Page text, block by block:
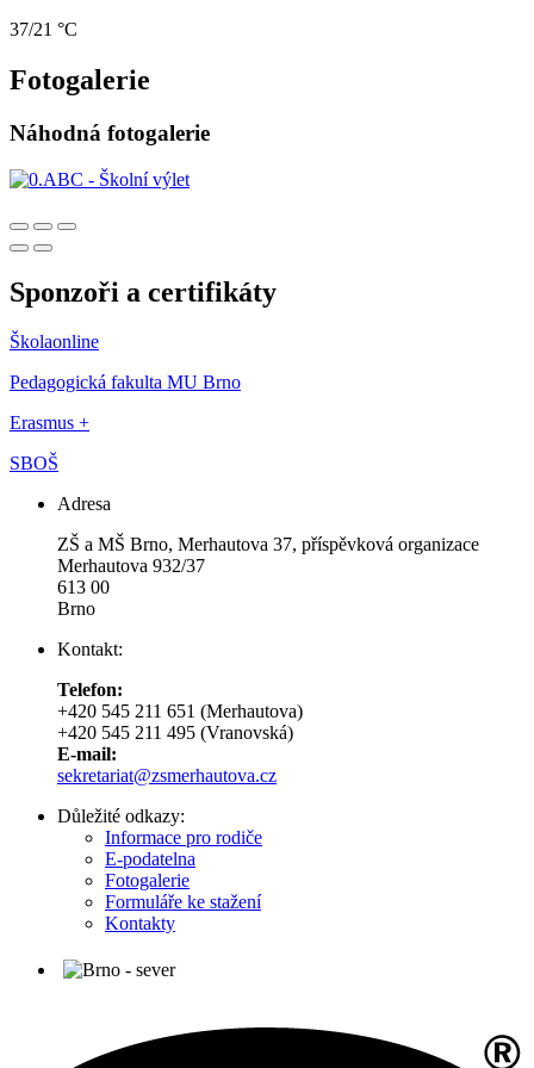
37/21 °C
Fotogalerie
Náhodná fotogalerie
Sponzoři a certifikáty
Školaonline
Pedagogická fakulta MU Brno
Erasmus +
SBOŠ
Adresa
ZŠ a MŠ Brno, Merhautova 37, příspěvková organizace
Merhautova 932/37
613 00
Brno
Kontakt:
Telefon:
+420 545 211 651 (Merhautova)
+420 545 211 495 (Vranovská)
E-mail:
sekretariat@zsmerhautova.cz
Důležité odkazy:
Informace pro rodiče
E-podatelna
Fotogalerie
Formuláře ke stažení
Kontakty